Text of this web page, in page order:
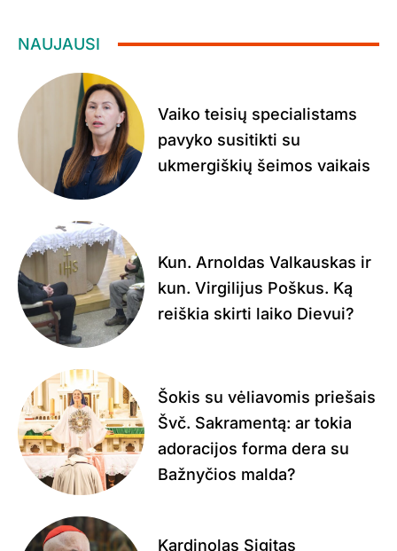
NAUJAUSI
Vaiko teisių specialistams
pavyko susitikti su
ukmergiškių šeimos vaikais
Kun. Arnoldas Valkauskas ir
kun. Virgilijus Poškus. Ką
reiškia skirti laiko Dievui?
Šokis su vėliavomis priešais
Švč. Sakramentą: ar tokia
adoracijos forma dera su
Bažnyčios malda?
Kardinolas Sigitas